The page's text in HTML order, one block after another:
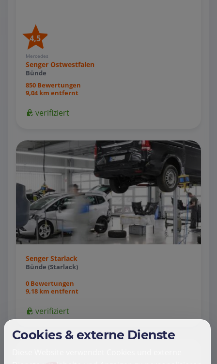
4,5
Mercedes
Senger Ostwestfalen
Bünde
850 Bewertungen
9,04 km entfernt
verifiziert
Senger Starlack
Bünde (Starlack)
0 Bewertungen
9,18 km entfernt
verifiziert
Cookies & externe Dienste